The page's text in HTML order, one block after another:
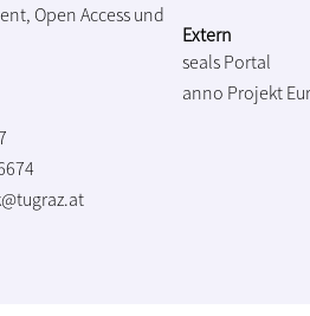
Open Access und
Extern
seals Portal
anno Projekt